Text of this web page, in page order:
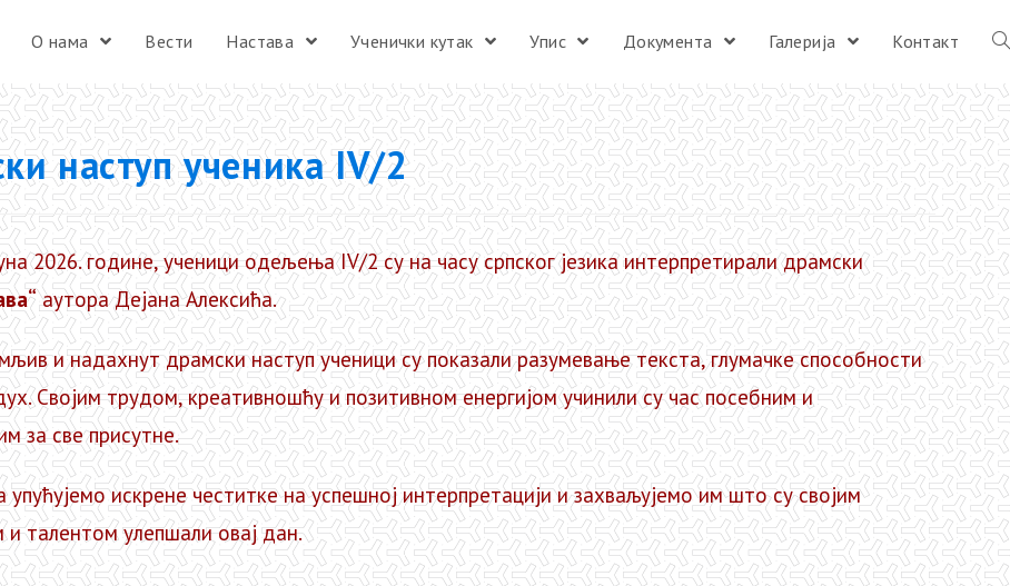
О нама Вести Настава Ученички кутак Упис Документа Галерија Контакт
наступ ученика IV/2
2026. године, ученици одељења IV/2 су на часу српског језика интерпретирали драмски
аутора Дејана Алексића.
и надахнут драмски наступ ученици су показали разумевање текста, глумачке способности
Својим трудом, креативношћу и позитивном енергијом учинили су час посебним и
за све присутне.
упућујемо искрене честитке на успешној интерпретацији и захваљујемо им што су својим
и талентом улепшали овај дан.